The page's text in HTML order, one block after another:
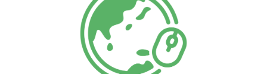
團體寄放的會刊，現場供有桌椅、CD機免費供閱讀、欣賞
音樂…..，也歡迎進行討論，甚至組成讀書會………以補足
學校教育之不足。本書房市以平埔族名來命名，稱為洪雅
書房【過去的諸羅山社（嘉義市）、打貓社（民雄）、他
里霧（斗南）….皆屬於平埔族中的洪雅族，故名之】。成